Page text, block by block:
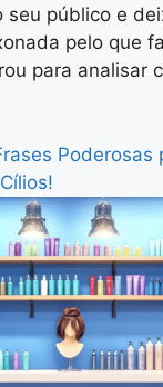
seu público e
pelo que
para analisar
Poderosas